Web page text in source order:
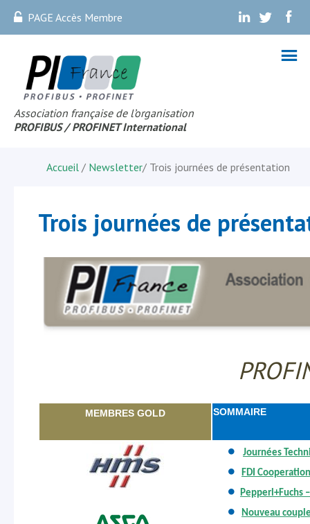
PAGE Accès Membre . . .
Association française de l’organisation
PROFIBUS / PROFINET International
Accueil / Newsletter/ Trois journées de présentation
Trois journées de
MEMBRES GOLD SOMMAIRE
Journées
FDI
Pepperl+Fuchs
Nouveau